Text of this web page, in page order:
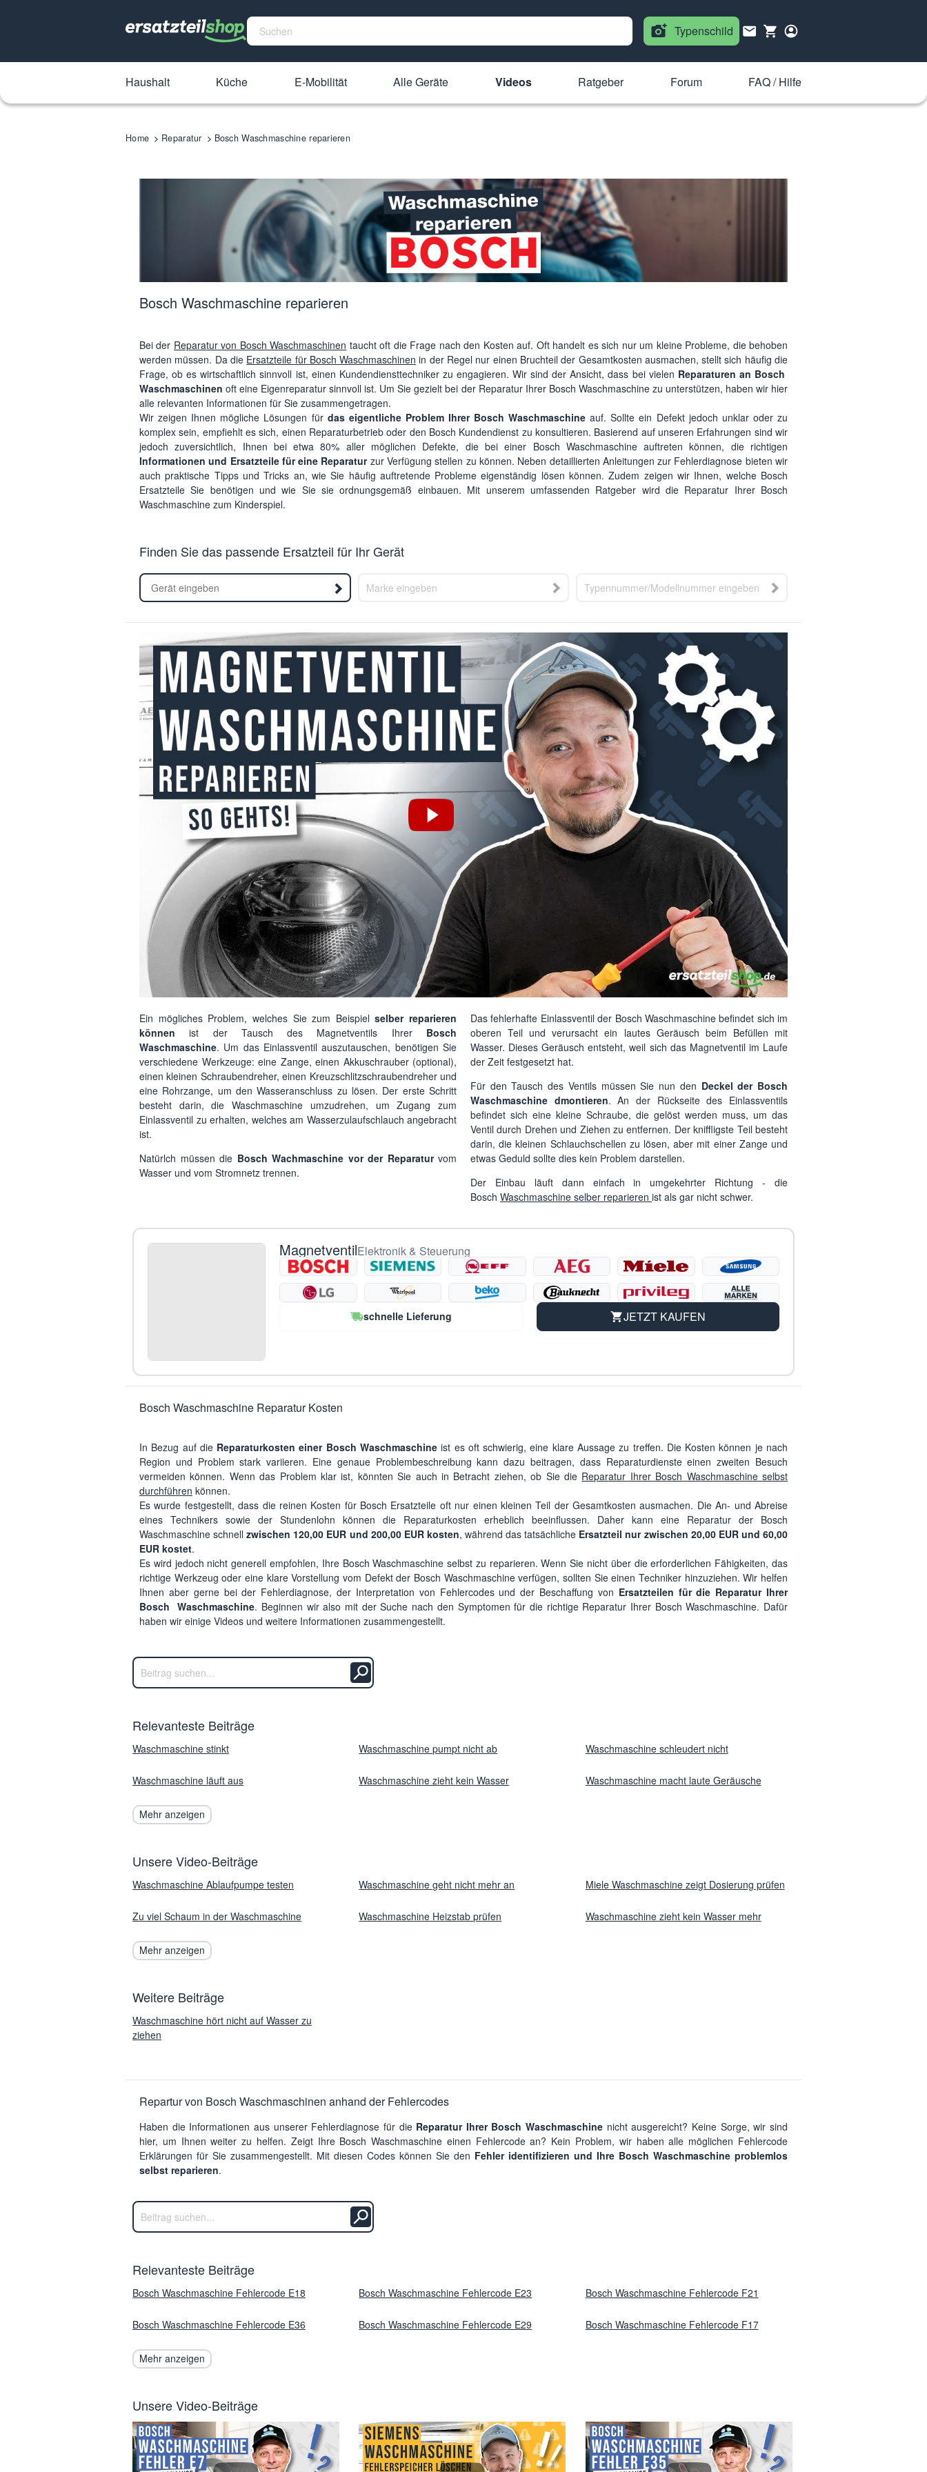
Typenschild
Haushalt Küche E-Mobilität Alle Geräte Videos Ratgeber Forum FAQ / Hilfe
Home Reparatur Bosch Waschmaschine reparieren
Bosch Waschmaschine reparieren
Bei der Reparatur von Bosch Waschmaschinen taucht oft die Frage nach den Kosten auf. Oft handelt es sich nur um kleine Probleme, die behoben
werden müssen. Da die Ersatzteile für Bosch Waschmaschinen in der Regel nur einen Bruchteil der Gesamtkosten ausmachen, stellt sich häufig die
Frage, ob es wirtschaftlich sinnvoll ist, einen Kundendiensttechniker zu engagieren. Wir sind der Ansicht, dass bei vielen Reparaturen an Bosch
Waschmaschinen oft eine Eigenreparatur sinnvoll ist. Um Sie gezielt bei der Reparatur Ihrer Bosch Waschmaschine zu unterstützen, haben wir hier
alle relevanten Informationen für Sie zusammengetragen.
Wir zeigen Ihnen mögliche Lösungen für das eigentliche Problem Ihrer Bosch Waschmaschine auf. Sollte ein Defekt jedoch unklar oder zu
komplex sein, empfiehlt es sich, einen Reparaturbetrieb oder den Bosch Kundendienst zu konsultieren. Basierend auf unseren Erfahrungen sind wir
jedoch zuversichtlich, Ihnen bei etwa 80% aller möglichen Defekte, die bei einer Bosch Waschmaschine auftreten können, die richtigen
Informationen und Ersatzteile für eine Reparatur zur Verfügung stellen zu können. Neben detaillierten Anleitungen zur Fehlerdiagnose bieten wir
auch praktische Tipps und Tricks an, wie Sie häufig auftretende Probleme eigenständig lösen können. Zudem zeigen wir Ihnen, welche Bosch
Ersatzteile Sie benötigen und wie Sie sie ordnungsgemäß einbauen. Mit unserem umfassenden Ratgeber wird die Reparatur Ihrer Bosch
Waschmaschine zum Kinderspiel.
Finden Sie das passende Ersatzteil für Ihr Gerät
Ein mögliches Problem, welches Sie zum Beispielselber reparieren
können ist der Tausch des Magnetventils Ihrer Bosch
Waschmaschine. Um das Einlassventil auszutauschen, benötigen Sie
verschiedene Werkzeuge: eine Zange, einen Akkuschrauber (optional),
einen kleinen Schraubendreher, einen Kreuzschlitzschraubendreher und
eine Rohrzange, um den Wasseranschluss zu lösen. Der erste Schritt
besteht darin, die Waschmaschine umzudrehen, um Zugang zum
Einlassventil zu erhalten, welches am Wasserzulaufschlauch angebracht
ist.
Natürlch müssen die Bosch Wachmaschine vor der Reparaturvom
Wasser und vom Stromnetz trennen.
Das fehlerhafte Einlassventil der Bosch Waschmaschine befindet sich im
oberen Teil und verursacht ein lautes Geräusch beim Befüllen mit
Wasser. Dieses Geräusch entsteht, weil sich das Magnetventil im Laufe
der Zeit festgesetzt hat.
Für den Tausch des Ventils müssen Sie nun den Deckel der Bosch
Waschmaschine dmontieren. An der Rückseite des Einlassventils
befindet sich eine kleine Schraube, die gelöst werden muss, um das
Ventil durch Drehen und Ziehen zu entfernen. Der kniffligste Teil besteht
darin, die kleinen Schlauchschellen zu lösen, aber mit einer Zange und
etwas Geduld sollte dies kein Problem darstellen.
Der Einbau läuft dann einfach in umgekehrter Richtung - die
Bosch Waschmaschine selber reparieren ist als gar nicht schwer.
MagnetventilElektronik & Steuerung
schnelle Lieferung JETZT KAUFEN
Bosch Waschmaschine Reparatur Kosten
In Bezug auf die Reparaturkosten einer Bosch Waschmaschine ist es oft schwierig, eine klare Aussage zu treffen. Die Kosten können je nach
Region und Problem stark variieren. Eine genaue Problembeschreibung kann dazu beitragen, dass Reparaturdienste einen zweiten Besuch
vermeiden können. Wenn das Problem klar ist, könnten Sie auch in Betracht ziehen, ob Sie die Reparatur Ihrer Bosch Waschmaschine selbst
durchführen können.
Es wurde festgestellt, dass die reinen Kosten für Bosch Ersatzteile oft nur einen kleinen Teil der Gesamtkosten ausmachen. Die An- und Abreise
eines Technikers sowie der Stundenlohn können die Reparaturkosten erheblich beeinflussen. Daher kann eine Reparatur der Bosch
Waschmaschine schnellzwischen 120,00 EUR und 200,00 EUR kosten, während das tatsächliche Ersatzteil nur zwischen 20,00 EUR und 60,00
EUR kostet.
Es wird jedoch nicht generell empfohlen, Ihre Bosch Waschmaschine selbst zu reparieren. Wenn Sie nicht über die erforderlichen Fähigkeiten, das
richtige Werkzeug oder eine klare Vorstellung vom Defekt der Bosch Waschmaschine verfügen, sollten Sie einen Techniker hinzuziehen. Wir helfen
Ihnen aber gerne bei der Fehlerdiagnose, der Interpretation von Fehlercodes und der Beschaffung von Ersatzteilen für die Reparatur Ihrer
Bosch Waschmaschine. Beginnen wir also mit der Suche nach den Symptomen für die richtige Reparatur Ihrer Bosch Waschmaschine. Dafür
haben wir einige Videos und weitere Informationen zusammengestellt.
Relevanteste Beiträge
Waschmaschine stinkt Waschmaschine pumpt nicht ab Waschmaschine schleudert nicht
Waschmaschine läuft aus Waschmaschine zieht kein Wasser Waschmaschine macht laute Geräusche
Mehr anzeigen
Unsere Video-Beiträge
Waschmaschine Ablaufpumpe testen Waschmaschine geht nicht mehr an Miele Waschmaschine zeigt Dosierung prüfen
Zu viel Schaum in der Waschmaschine Waschmaschine Heizstab prüfen Waschmaschine zieht kein Wasser mehr
Mehr anzeigen
Weitere Beiträge
Waschmaschine hört nicht auf Wasser zu
ziehen
Repartur von Bosch Waschmaschinen anhand der Fehlercodes
Haben die Informationen aus unserer Fehlerdiagnose für die Reparatur Ihrer Bosch Waschmaschine nicht ausgereicht? Keine Sorge, wir sind
hier, um Ihnen weiter zu helfen. Zeigt Ihre Bosch Waschmaschine einen Fehlercode an? Kein Problem, wir haben alle möglichen Fehlercode
Erklärungen für Sie zusammengestellt. Mit diesen Codes können Sie den Fehler identifizieren und Ihre Bosch Waschmaschine problemlos
selbst reparieren.
Relevanteste Beiträge
Bosch Waschmaschine Fehlercode E18 Bosch Waschmaschine Fehlercode E23 Bosch Waschmaschine Fehlercode F21
Bosch Waschmaschine Fehlercode E36 Bosch Waschmaschine Fehlercode E29 Bosch Waschmaschine Fehlercode F17
Mehr anzeigen
Unsere Video-Beiträge